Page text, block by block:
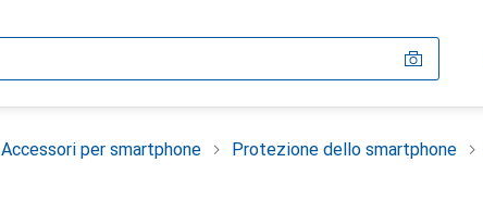
Accessori per smartphone Protezione dello smartphone